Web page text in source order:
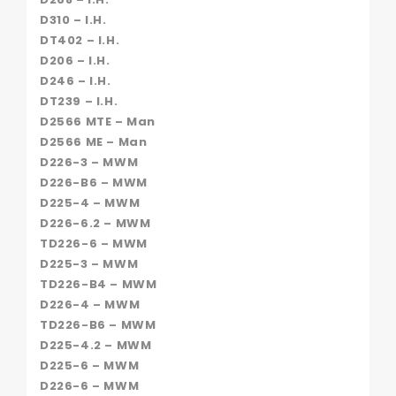
D310 – I.H.
DT402 – I.H.
D206 – I.H.
D246 – I.H.
DT239 – I.H.
D2566 MTE – Man
D2566 ME – Man
D226-3 – MWM
D226-B6 – MWM
D225-4 – MWM
D226-6.2 – MWM
TD226-6 – MWM
D225-3 – MWM
TD226-B4 – MWM
D226-4 – MWM
TD226-B6 – MWM
D225-4.2 – MWM
D225-6 – MWM
D226-6 – MWM